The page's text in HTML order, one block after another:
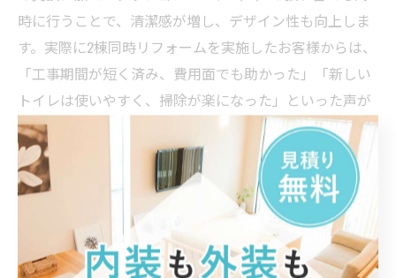
時に行うことで、清潔感が増し、デザイン性も向上しま
す。実際に2棟同時リフォームを実施したお客様からは、
「工事期間が短く済み、費用面でも助かった」「新しい
トイレは使いやすく、掃除が楽になった」といった声が
多く寄せられています。施工の流れは、事前の現地調
査、打ち合わせ、資材発注、工事実施、完了後の確認と
スムーズに進みます。快適な住環境を目指すなら、2棟同
時トイレリフォームとCF交換が効果的な選択肢です。ぜ
ひ検討してみてください。